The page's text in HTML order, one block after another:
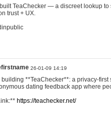
TeaChecker — a discreet lookup
trust + UX.
26-01-09 14:19
building **TeaChecker**: a privacy-
dating feedback app where
https://teachecker.net/